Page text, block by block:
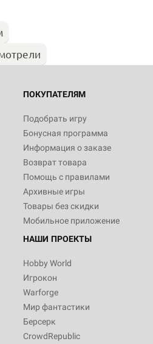
ПОКУПАТЕЛЯМ
Подобрать игру
Бонусная программа
Информация о заказе
Возврат товара
Помощь с правилами
Архивные игры
Товары без скидки
Мобильное приложение
НАШИ ПРОЕКТЫ
Hobby World
Игрокон
Warforge
Мир фантастики
Берсерк
CrowdRepublic